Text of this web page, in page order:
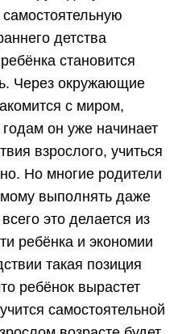
детства
становится
Через окружающие
с миром,
он уже начинает
взрослого, учиться
Но многие родители
выполнять даже
это делается из
ребёнка и экономии
такая позиция
ребёнок вырастет
самостоятельной